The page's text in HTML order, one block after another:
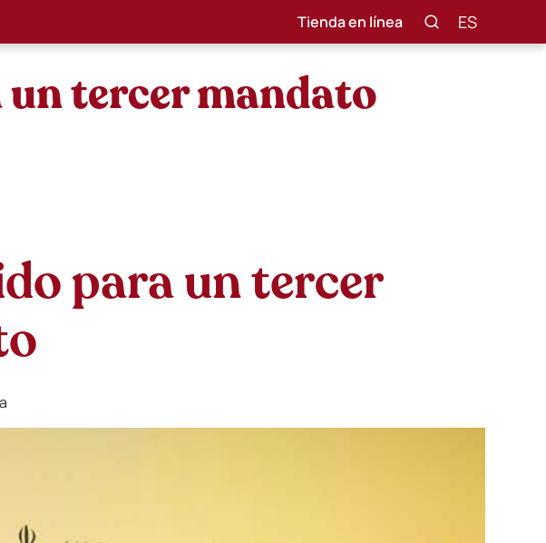
Tienda en línea ES
tercer mandato
para un tercer